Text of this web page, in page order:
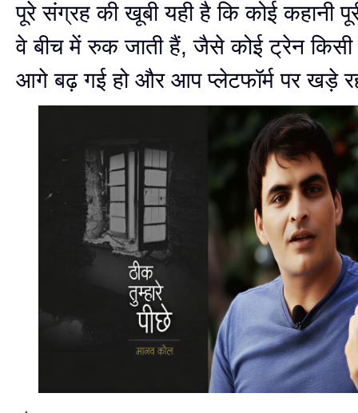
पूरे संग्रह की खूबी यही है कि कोई कहानी
वे बीच में रुक जाती हैं, जैसे कोई ट्रेन
आगे बढ़ गई हो और आप प्लेटफॉर्म पर खड़े